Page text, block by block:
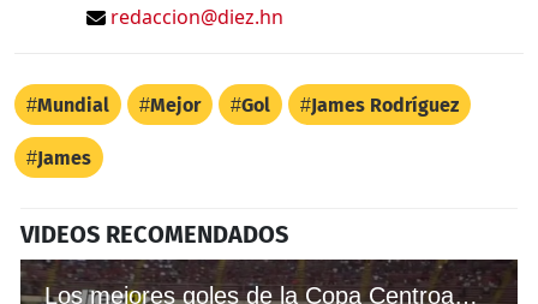
redaccion@diez.hn
Mundial Mejor Gol James Rodríguez
James
VIDEOS RECOMENDADOS
Los mejores goles de la Copa Centroamericana